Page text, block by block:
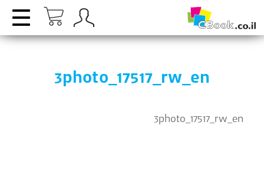
3photo_17517_rw_en
3photo_17517_rw_en